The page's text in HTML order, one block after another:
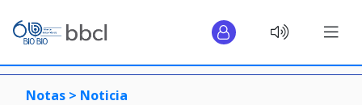
Notas > Noticia